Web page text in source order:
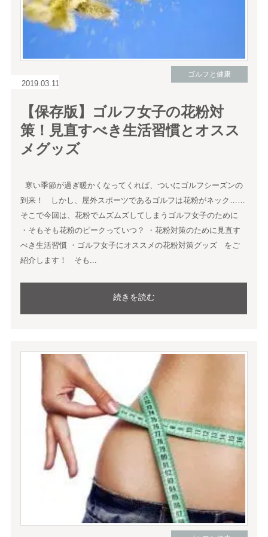
2019.03.11
ゴルフと健康
【保存版】ゴルフ女子の花粉対
策！見直すべき生活習慣とオスス
メグッズ
寒い季節が過ぎ暖かくなってくれば、ついにゴルフシーズンの
到来！ しかし、屋外スポーツであるゴルフは花粉がネック……
そこで今回は、花粉でムズムズしてしまうゴルフ女子のために
・そもそも花粉のピークっていつ？ ・花粉対策のために見直す
べき生活習慣 ・ゴルフ女子にオススメの花粉対策グッズ をご
紹介します！ そも...
続きを読む